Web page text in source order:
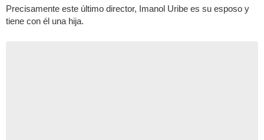
Precisamente este último director, Imanol Uribe es su esposo y
tiene con él una hija.